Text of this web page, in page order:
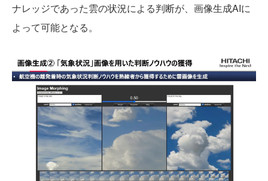
ナレッジであった雲の状況による判断が、画像生成AIに
よって可能となる。